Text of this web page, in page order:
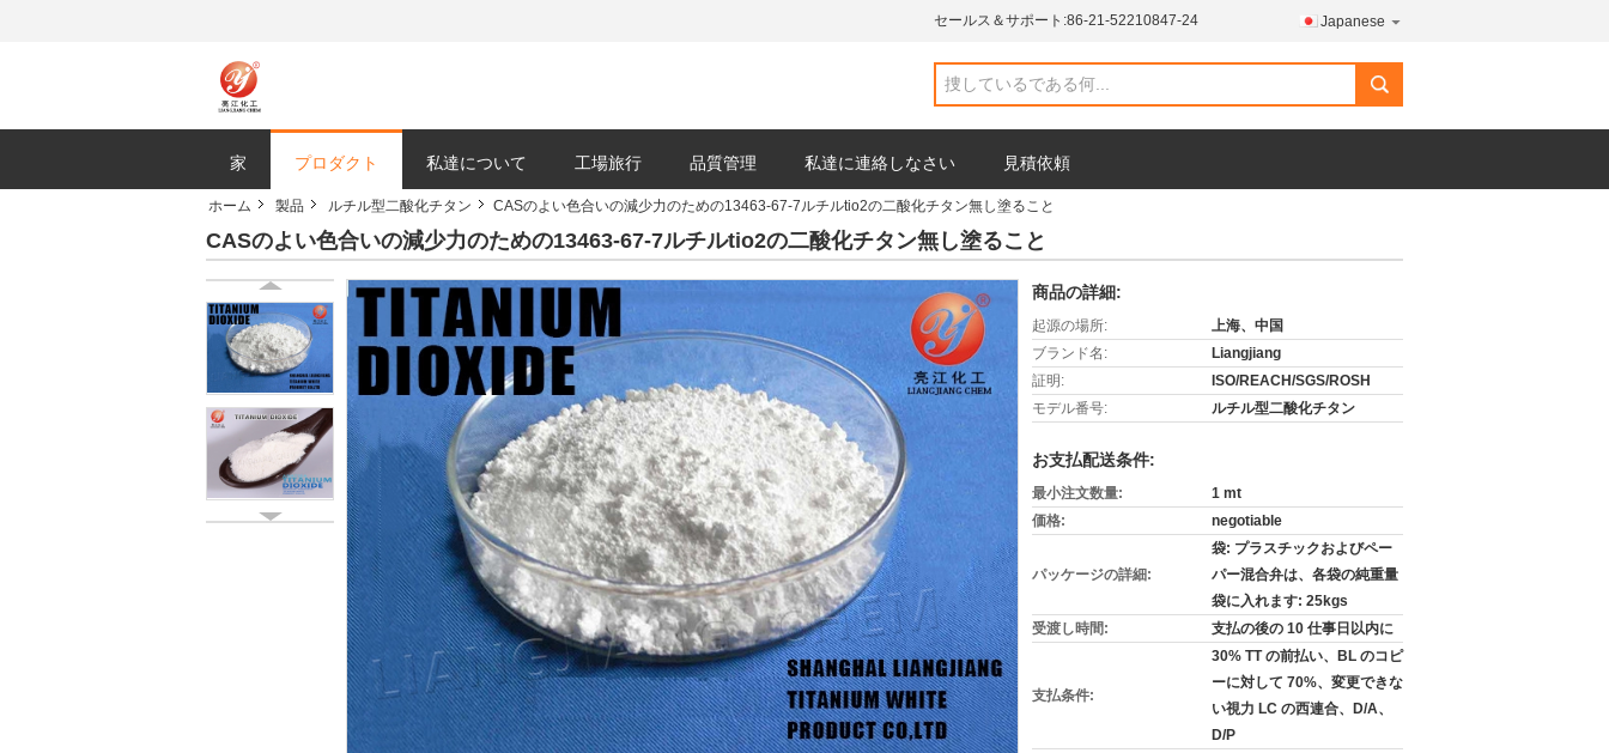
セールス＆サポート:86-21-52210847-24 Japanese
search
家 プロダクト 私達について 工場旅行 品質管理 私達に連絡しなさい 見積依頼
ホーム 製品 ルチル型二酸化チタン CASのよい色合いの減少力のための13463-67-7ルチルtio2の二酸化チタン無し塗ること
CASのよい色合いの減少力のための13463-67-7ルチルtio2の二酸化チタン無し塗ること
商品の詳細:
起源の場所:
上海、中国
ブランド名:
Liangjiang
証明:
ISO/REACH/SGS/ROSH
モデル番号:
ルチル型二酸化チタン
お支払配送条件:
最小注文数量:
1 mt
価格:
negotiable
パッケージの詳細:
袋: プラスチックおよびペー
パー混合弁は、各袋の純重量
袋に入れます: 25kgs
受渡し時間:
支払の後の 10 仕事日以内に
支払条件:
30% TT の前払い、BL のコピ
ーに対して 70%、変更できな
い視力 LC の西連合、D/A、
D/P